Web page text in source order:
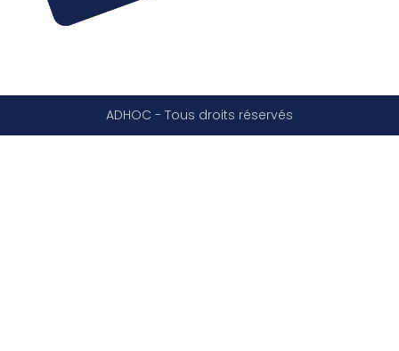
ADHOC - Tous droits réservés